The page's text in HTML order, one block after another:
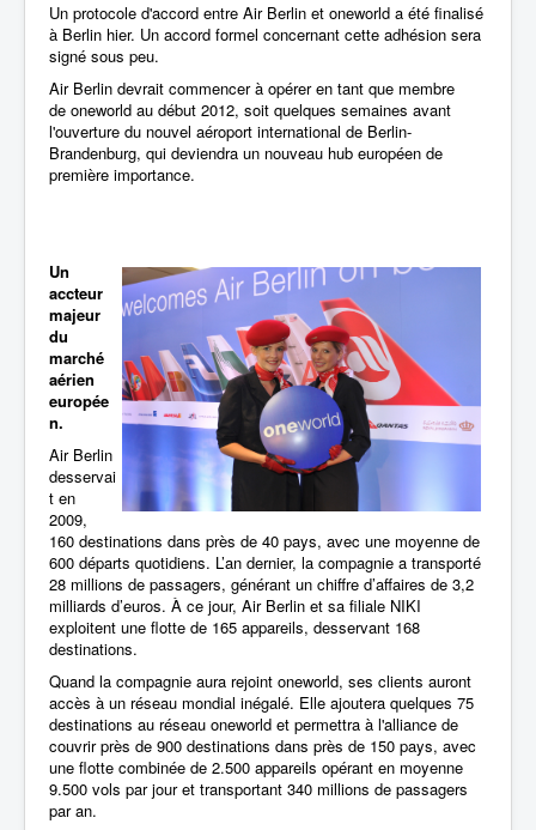
Un protocole d'accord entre Air Berlin et oneworld a été finalisé
à Berlin hier. Un accord formel concernant cette adhésion sera
signé sous peu.
Air Berlin devrait commencer à opérer en tant que membre
de oneworld au début 2012, soit quelques semaines avant
l'ouverture du nouvel aéroport international de Berlin-
Brandenburg, qui deviendra un nouveau hub européen de
première importance.
Un
accteur
majeur
du
marché
aérien
europée
n.
Air Berlin
desservai
t en
2009,
160 destinations dans près de 40 pays, avec une moyenne de
600 départs quotidiens. L’an dernier, la compagnie a transporté
28 millions de passagers, générant un chiffre d’affaires de 3,2
milliards d’euros. À ce jour, Air Berlin et sa filiale NIKI
exploitent une flotte de 165 appareils, desservant 168
destinations.
Quand la compagnie aura rejoint oneworld, ses clients auront
accès à un réseau mondial inégalé. Elle ajoutera quelques 75
destinations au réseau oneworld et permettra à l'alliance de
couvrir près de 900 destinations dans près de 150 pays, avec
une flotte combinée de 2.500 appareils opérant en moyenne
9.500 vols par jour et transportant 340 millions de passagers
par an.